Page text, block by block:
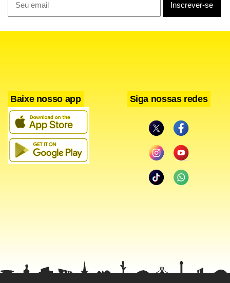
diversos temas de interesse nacional e internacional.
Baixe nosso app Siga nossas redes